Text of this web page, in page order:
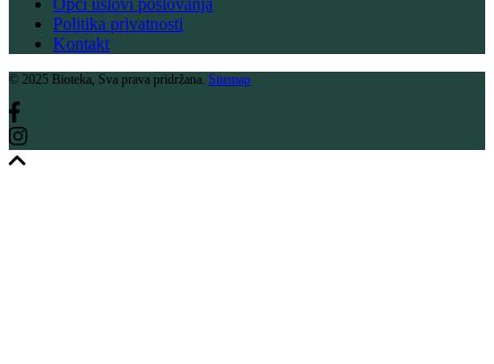
Politika privatnosti
Kontakt
© 2025 Bioteka, Sva prava pridržana. Sitemap